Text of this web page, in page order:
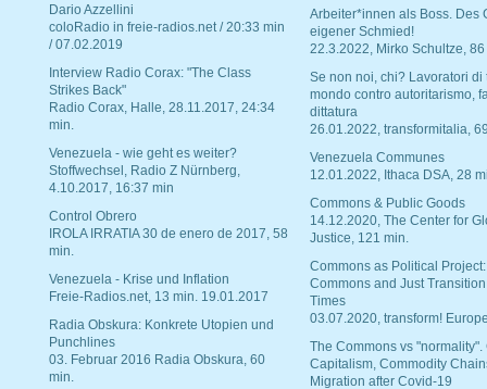
Dario Azzellini
coloRadio in freie-radios.net / 20:33 min
/ 07.02.2019
Interview Radio Corax: "The Class
Strikes Back"
Radio Corax, Halle, 28.11.2017, 24:34
min.
Venezuela - wie geht es weiter?
Stoffwechsel, Radio Z Nürnberg,
4.10.2017, 16:37 min
Control Obrero
IROLA IRRATIA 30 de enero de 2017, 58
min.
Venezuela - Krise und Inflation
Freie-Radios.net, 13 min. 19.01.2017
Radia Obskura: Konkrete Utopien und
Punchlines
03. Februar 2016 Radia Obskura, 60
min.
Arbeiter*innen als Boss. Des
eigener Schmied!
22.3.2022, Mirko Schultze, 86
Se non noi, chi? Lavoratori di
mondo contro autoritarismo,
dittatura
26.01.2022, transformitalia,
Venezuela Communes
12.01.2022, Ithaca DSA, 28
Commons & Public Goods
14.12.2020, The Center for
Justice, 121 min.
Commons as Political Project:
Commons and Just
Times
03.07.2020, transform!
The Commons vs "normality".
Capitalism, Commodity
Migration after Covid-19